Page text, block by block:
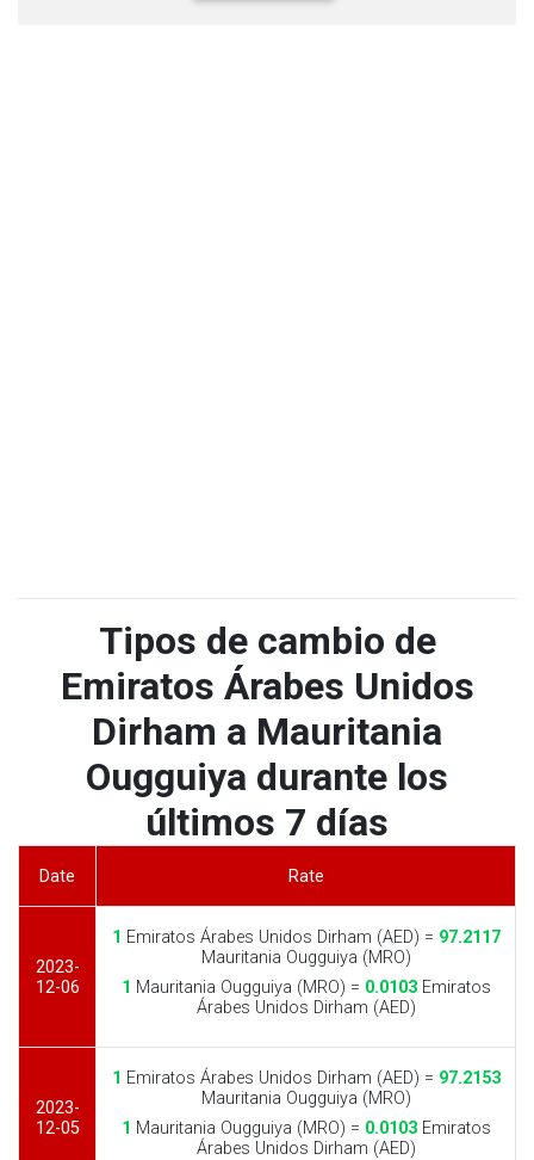
Tipos de cambio de
Emiratos Árabes Unidos
Dirham a Mauritania
Ougguiya durante los
últimos 7 días
Date Rate
2023-
12-06
1 Emiratos Árabes Unidos Dirham (AED) = 97.2117
Mauritania Ougguiya (MRO)
1 Mauritania Ougguiya (MRO) = 0.0103Emiratos
Árabes Unidos Dirham (AED)
2023-
12-05
1 Emiratos Árabes Unidos Dirham (AED) = 97.2153
Mauritania Ougguiya (MRO)
1 Mauritania Ougguiya (MRO) = 0.0103Emiratos
Árabes Unidos Dirham (AED)